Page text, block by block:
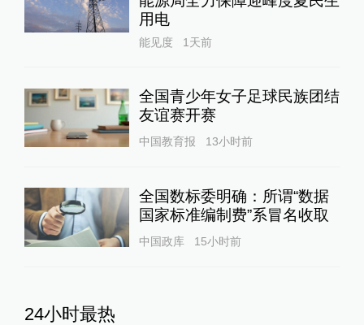
用电
能见度 1天前
全国青少年女子足球民族团结
友谊赛开赛
中国教育报 13小时前
全国数标委明确：所谓“数据
国家标准编制费”系冒名收取
中国政库 15小时前
24小时最热